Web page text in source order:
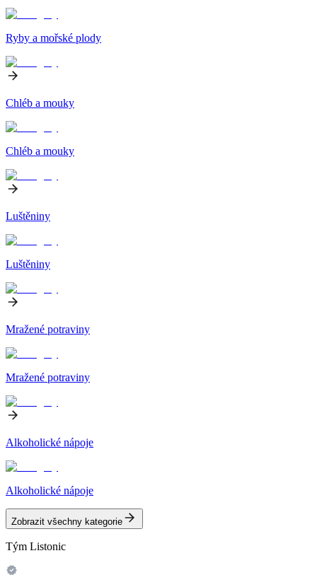
Ryby a mořské plody
Chléb a mouky
Chléb a mouky
Luštěniny
Luštěniny
Mražené potraviny
Mražené potraviny
Alkoholické nápoje
Alkoholické nápoje
Zobrazit všechny kategorie
Tým Listonic